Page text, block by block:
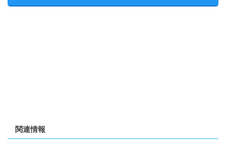
関連情報